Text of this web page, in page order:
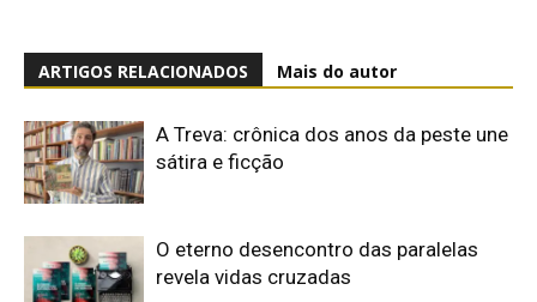
ARTIGOS RELACIONADOS Mais do autor
A Treva: crônica dos anos da peste une
sátira e ficção
O eterno desencontro das paralelas
revela vidas cruzadas